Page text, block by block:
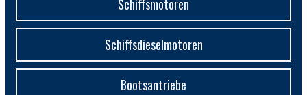
Schiffsmotoren
Schiffsdieselmotoren
Bootsantriebe